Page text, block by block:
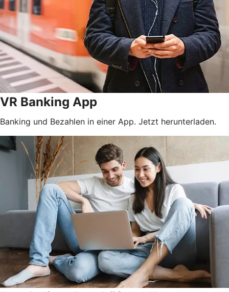
VR Banking App
Banking und Bezahlen in einer App. Jetzt herunterladen.